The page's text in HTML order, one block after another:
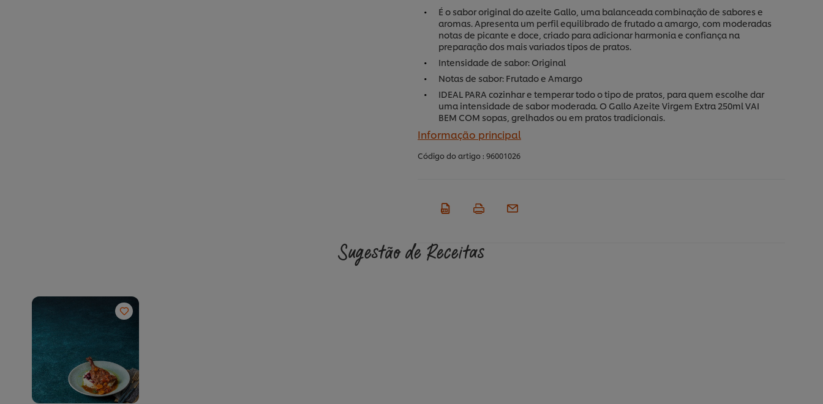
É o sabor original do azeite Gallo, uma balanceada combinação de sabores e
aromas. Apresenta um perfil equilibrado de frutado a amargo, com moderadas
notas de picante e doce, criado para adicionar harmonia e confiança na
preparação dos mais variados tipos de pratos.
Intensidade de sabor: Original
Notas de sabor: Frutado e Amargo
IDEAL PARA cozinhar e temperar todo o tipo de pratos, para quem escolhe dar
uma intensidade de sabor moderada. O Gallo Azeite Virgem Extra 250ml VAI
BEM COM sopas, grelhados ou em pratos tradicionais.
Informação principal
Código do artigo : 96001026
Sugestão de Receitas